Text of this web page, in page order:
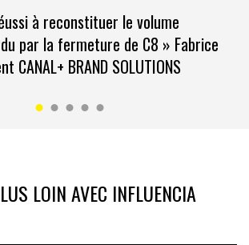
à reconstituer le volume
par la fermeture de C8 » Fabrice
CANAL+ BRAND SOLUTIONS
LOIN AVEC INFLUENCIA